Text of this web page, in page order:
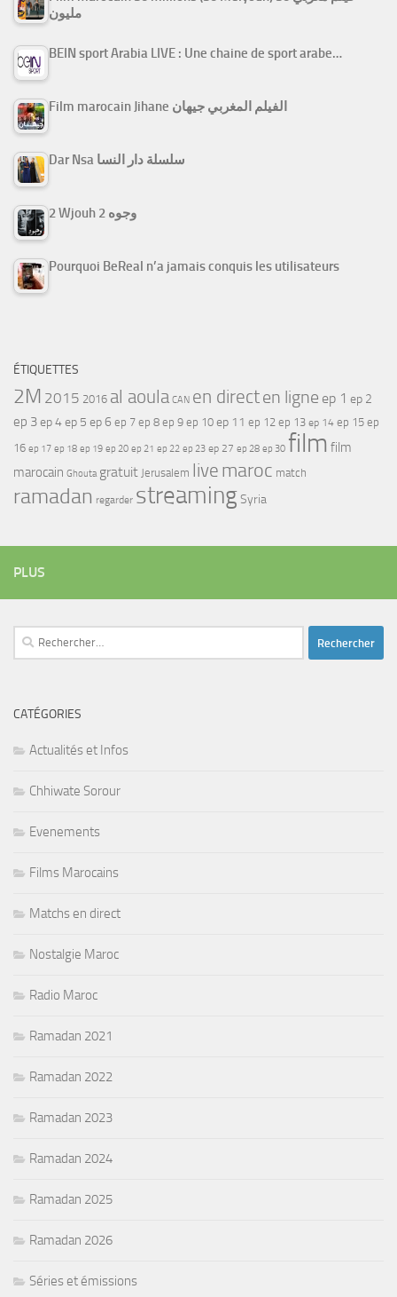
مليون
BEIN sport Arabia LIVE : Une chaine de sport arabe…
Film marocain Jihane الفيلم المغربي جيهان
Dar Nsa سلسلة دار النسا
2 Wjouh 2 وجوه
Pourquoi BeReal n’a jamais conquis les utilisateurs
ÉTIQUETTES
2M 2015 2016 al aoula CAN en directen ligne ep 1 ep 2
ep 3ep 4ep 5 ep 6 ep 7 ep 8 ep 9 ep 10 ep 11 ep 12 ep 13 ep 14 ep 15 ep
16 ep 17 ep 18 ep 19 ep 20 ep 21 ep 22 ep 23 ep 27 ep 28 ep 30 film film
marocain Ghouta gratuit Jerusalem live maroc match
ramadan regarder streamingSyria
PLUS
Rechercher :
CATÉGORIES
Actualités et Infos
Chhiwate Sorour
Evenements
Films Marocains
Matchs en direct
Nostalgie Maroc
Radio Maroc
Ramadan 2021
Ramadan 2022
Ramadan 2023
Ramadan 2024
Ramadan 2025
Ramadan 2026
Séries et émissions